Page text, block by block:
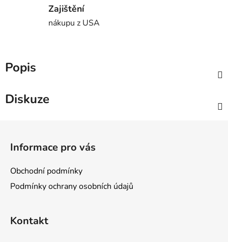
Zajištění
nákupu z USA
Popis
Diskuze
Informace pro vás
Obchodní podmínky
Podmínky ochrany osobních údajů
Kontakt